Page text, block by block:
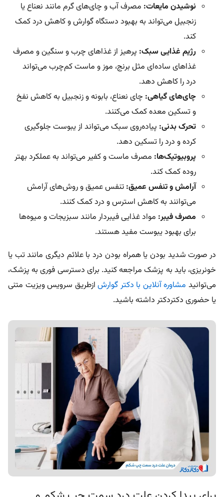
نوشیدن مایعات: مصرف آب و چای‌های گرم مانند نعناع یا
زنجبیل می‌تواند به بهبود دستگاه گوارش و کاهش درد کمک
کند.
رژیم غذایی سبک: پرهیز از غذاهای چرب و سنگین و مصرف
غذاهای ساده‌ای مثل برنج، موز و ماست کم‌چرب می‌تواند
درد را کاهش دهد.
چای‌های گیاهی: چای نعناع، بابونه و زنجبیل به کاهش نفخ
و تسکین معده کمک می‌کنند.
تحرک بدنی: پیاده‌روی سبک می‌تواند از یبوست جلوگیری
کرده و درد را تسکین دهد.
پروبیوتیک‌ها: مصرف ماست و کفیر می‌تواند به عملکرد بهتر
روده کمک کند.
آرامش و تنفس عمیق: تنفس عمیق و روش‌های آرامش
می‌توانند به کاهش استرس و درد کمک کنند.
مصرف فیبر: مواد غذایی فیبردار مانند سبزیجات و میوه‌ها
برای بهبود یبوست مفید هستند.
در صورت شدید بودن یا همراه بودن درد با علائم دیگری مانند تب یا
خونریزی، باید به پزشک مراجعه کنید. برای دسترسی فوری به پزشک،
می‌توانید مشاوره آنلاین با دکتر گوارشازطریق سرویس ویزیت متنی
یا حضوری دکتردکتر داشته باشید.